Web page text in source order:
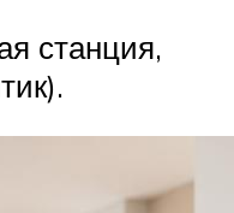
станция,